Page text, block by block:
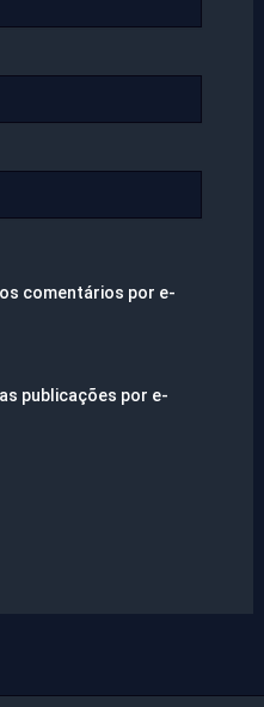
comentários por e-
publicações por e-